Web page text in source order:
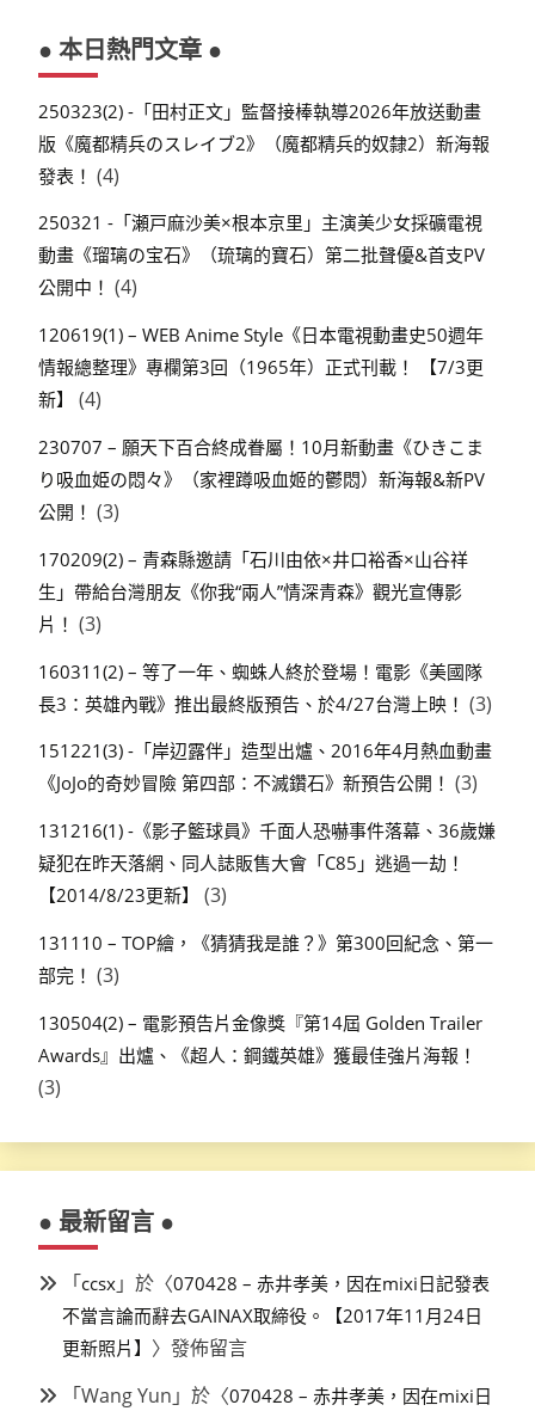
● 本日熱門文章 ●
250323(2) -「田村正文」監督接棒執導2026年放送動畫
版《魔都精兵のスレイブ2》（魔都精兵的奴隸2）新海報
發表！ (4)
250321 -「瀬戸麻沙美×根本京里」主演美少女採礦電視
動畫《瑠璃の宝石》（琉璃的寶石）第二批聲優&首支PV
公開中！ (4)
120619(1) – WEB Anime Style《日本電視動畫史50週年
情報總整理》專欄第3回（1965年）正式刊載！ 【7/3更
新】
(4)
230707 – 願天下百合終成眷屬！10月新動畫《ひきこま
り吸血姫の悶々》（家裡蹲吸血姬的鬱悶）新海報&新PV
公開！ (3)
170209(2) – 青森縣邀請「石川由依×井口裕香×山谷祥
生」帶給台灣朋友《你我“兩人”情深青森》觀光宣傳影
片！ (3)
160311(2) – 等了一年、蜘蛛人終於登場！電影《美國隊
長3：英雄內戰》推出最終版預告、於4/27台灣上映！ (3)
151221(3) -「岸辺露伴」造型出爐、2016年4月熱血動畫
《JoJo的奇妙冒險 第四部：不滅鑽石》新預告公開！ (3)
131216(1) -《影子籃球員》千面人恐嚇事件落幕、36歲嫌
疑犯在昨天落網、同人誌販售大會「C85」逃過一劫！
【2014/8/23更新】
(3)
131110 – TOP繪，《猜猜我是誰？》第300回紀念、第一
部完！ (3)
130504(2) – 電影預告片金像獎『第14屆 Golden Trailer
Awards』出爐、《超人：鋼鐵英雄》獲最佳強片海報！
(3)
● 最新留言 ●
「ccsx 」於〈070428 – 赤井孝美，因在mixi日記發表
不當言論而辭去GAINAX取締役。【2017年11月24日
更新照片】 〉發佈留言
「Wang Yun 」於〈070428 – 赤井孝美，因在mixi日